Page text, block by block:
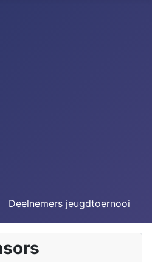
Deelnemers jeugdtoernooi